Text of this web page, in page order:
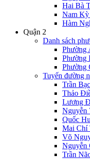
Hai Bà
Nam
Hàm
Quận 2
Danh sách
Phường
Phường
Phường
Tuyến đường
Trần
Thảo
Lương
Nguyễn
Quốc
Mai Chí
Võ
Nguyễn
Trần